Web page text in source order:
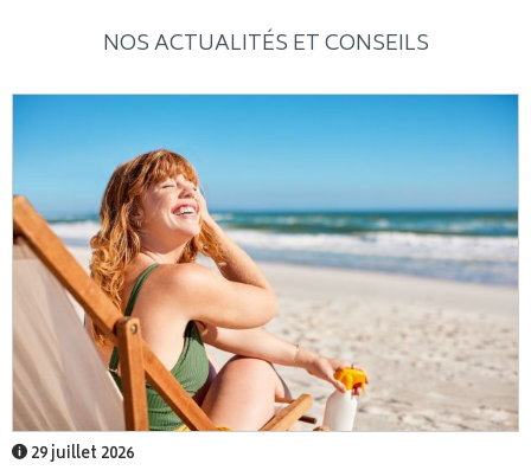
NOS ACTUALITÉS ET CONSEILS
29 juillet 2026